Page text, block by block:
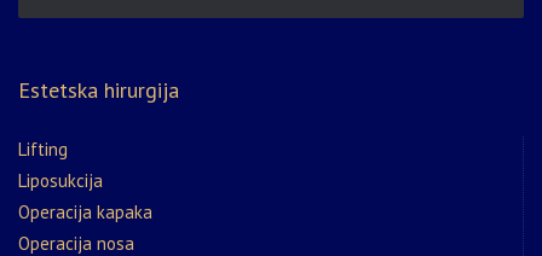
Estetska hirurgija
Lifting
Liposukcija
Operacija kapaka
Operacija nosa